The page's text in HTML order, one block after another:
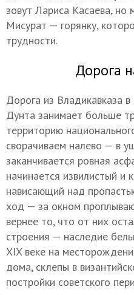
зовут Лариса Касаева, но
Мисурат — горянку,
трудности.
Дорога
Дорога из Владикавказа
Дунта занимает больше
территорию
сворачиваем налево — в
заканчивается ровная
начинается извилистый и
нависающий над
ход — за окном
вернее то, что от них
строения — наследие
XIX веке на
дома, склепы в
постройки советского